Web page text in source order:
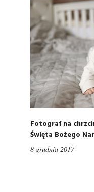
Fotograf na
Święta Bożego
8 grudnia 2017